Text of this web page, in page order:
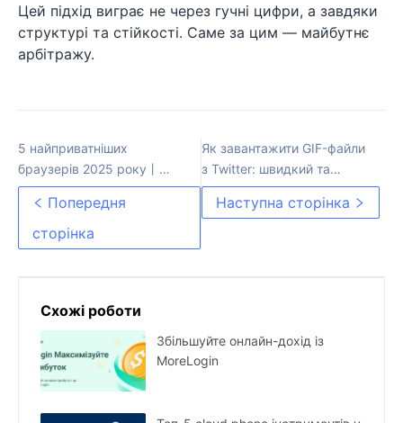
Цей підхід виграє не через гучні цифри, а завдяки
структурі та стійкості. Саме за цим — майбутнє
арбітражу.
5 найприватніших
браузерів 2025 року丨
Morelogin
Попередня
сторінка
Як завантажити GIF-файли
з Twitter: швидкий та
простий метод
Наступна сторінка
Схожі роботи
Збільшуйте онлайн-дохід із
MoreLogin